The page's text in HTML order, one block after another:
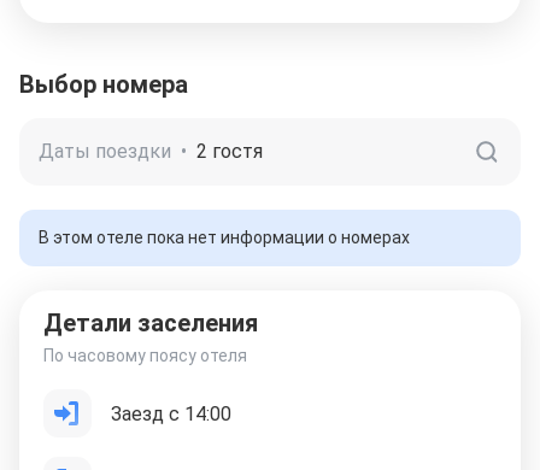
Выбор номера
Даты поездки • 2 гостя
В этом отеле пока нет информации о номерах
Детали заселения
По часовому поясу отеля
Заезд с 14:00